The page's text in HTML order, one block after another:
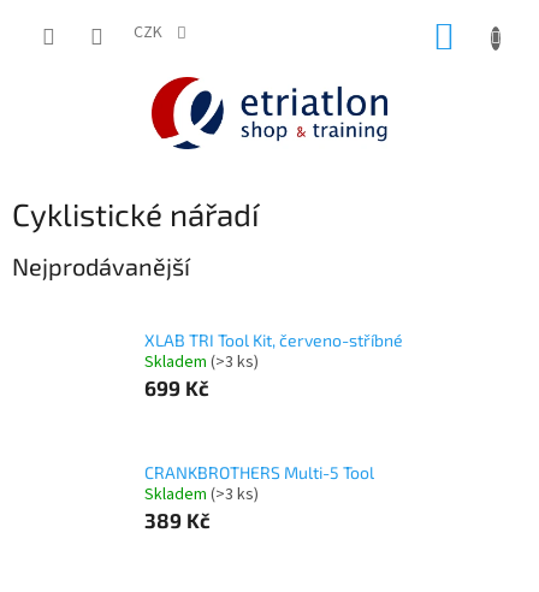
CZK
Cyklistické nářadí
Nejprodávanější
XLAB TRI Tool Kit, červeno-stříbné
Skladem (>3 ks)
699 Kč
CRANKBROTHERS Multi-5 Tool
Skladem (>3 ks)
389 Kč
shop.etriatlon.cz - Chat